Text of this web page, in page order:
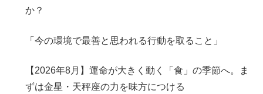
か？
「今の環境で最善と思われる行動を取ること」
【2026年8月】運命が大きく動く「食」の季節へ。ま
ずは金星・天秤座の力を味方につける